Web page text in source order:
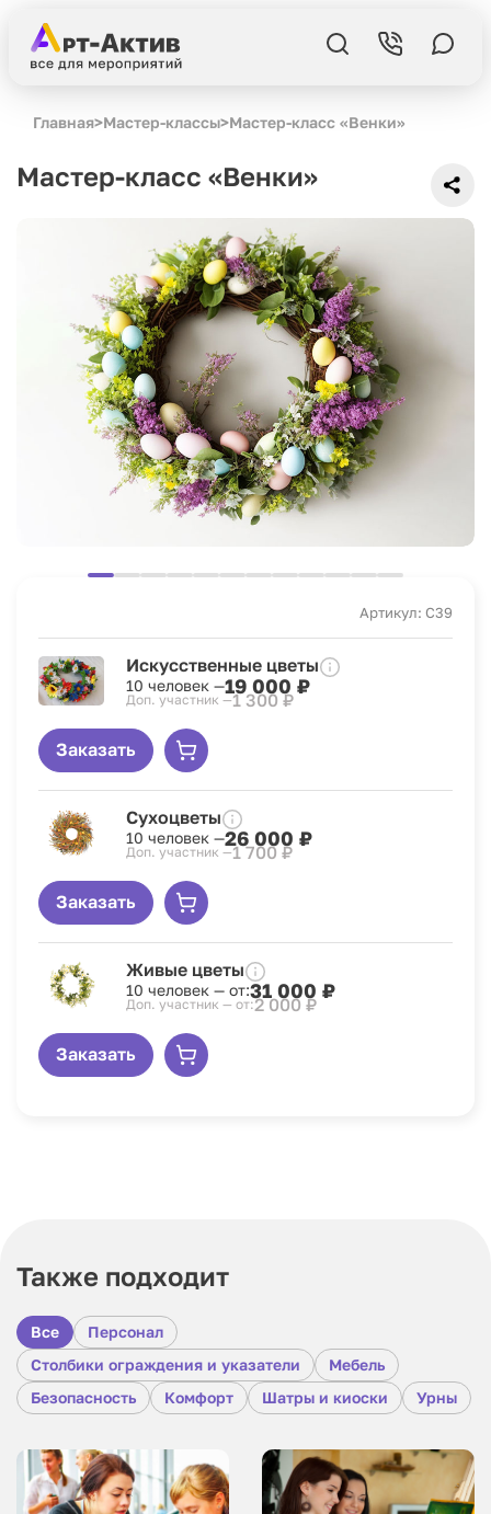
Главная>Мастер-классы>Мастер-класс «Венки»
Мастер-класс «Венки»
Артикул: C39
Искусственные цветы
10 человек —19 000 ₽
Доп. участник —1 300 ₽
Заказать
Сухоцветы
10 человек —26 000 ₽
Доп. участник —1 700 ₽
Заказать
Живые цветы
10 человек — от:31 000 ₽
Доп. участник — от:2 000 ₽
Заказать
Также подходит
Все
Персонал
Столбики ограждения и указатели
Мебель
Безопасность
Комфорт Шатры и киоски Урны